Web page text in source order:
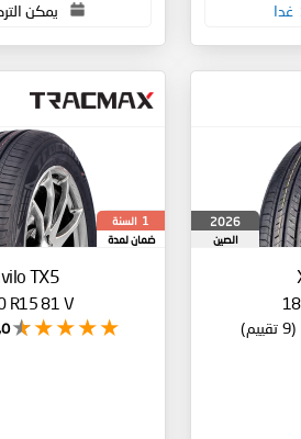
غدا يمكن
2026
الصين
(9 تقييم)
1 السنة
ضمان لمدة
TX5
R15 81 V